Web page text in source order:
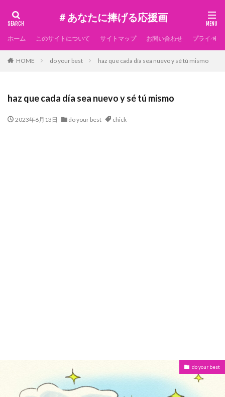
＃あなたに捧げる応援画
ホーム このサイトについて サイトマップ お問い合わせ プライベー
HOME do your best haz que cada día sea nuevo y sé tú mismo
haz que cada día sea nuevo y sé tú mismo
2023年6月13日 do your best chick
do your best